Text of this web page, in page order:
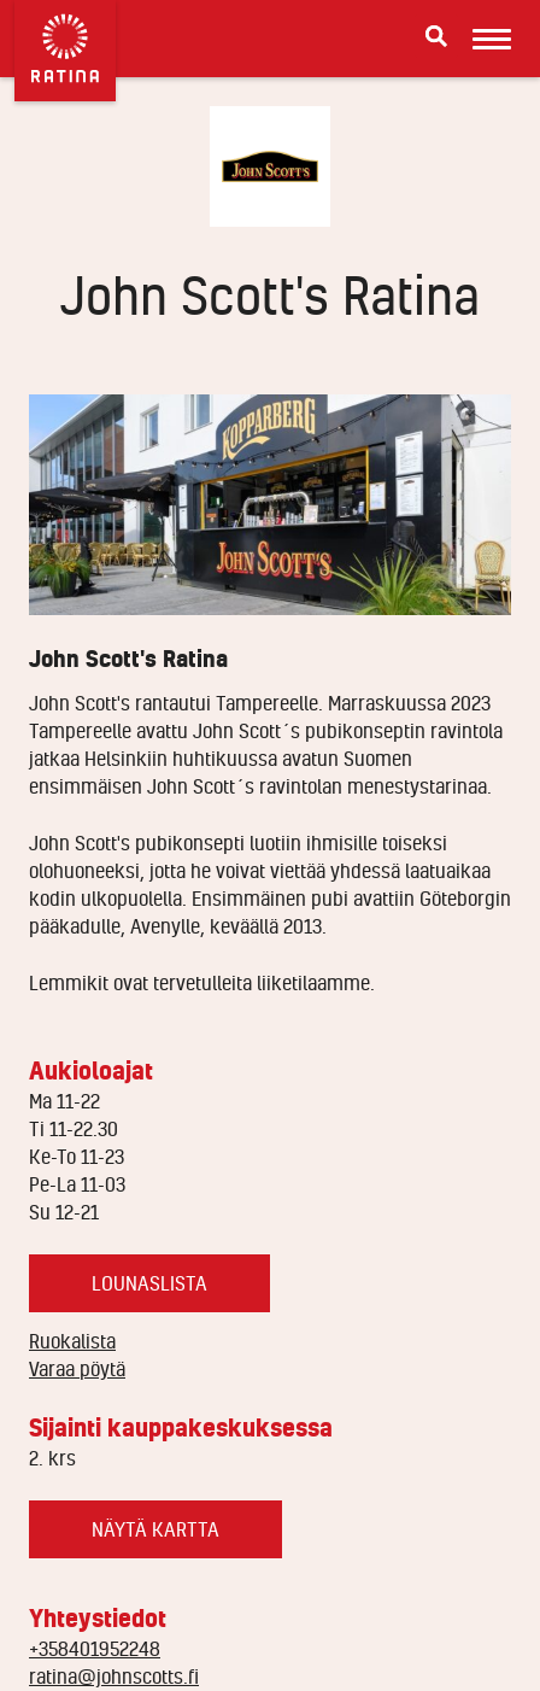
John Scott's Ratina
John Scott's Ratina
John Scott's rantautui Tampereelle. Marraskuussa 2023
Tampereelle avattu John Scott´s pubikonseptin ravintola
jatkaa Helsinkiin huhtikuussa avatun Suomen
ensimmäisen John Scott´s ravintolan menestystarinaa.
John Scott's pubikonsepti luotiin ihmisille toiseksi
olohuoneeksi, jotta he voivat viettää yhdessä laatuaikaa
kodin ulkopuolella. Ensimmäinen pubi avattiin Göteborgin
pääkadulle, Avenylle, keväällä 2013.
Lemmikit ovat tervetulleita liiketilaamme.
Aukioloajat
Ma 11-22
Ti 11-22.30
Ke-To 11-23
Pe-La 11-03
Su 12-21
LOUNASLISTA
Ruokalista
Varaa pöytä
Sijainti kauppakeskuksessa
2. krs
NÄYTÄ KARTTA
Yhteystiedot
+358401952248
ratina@johnscotts.fi